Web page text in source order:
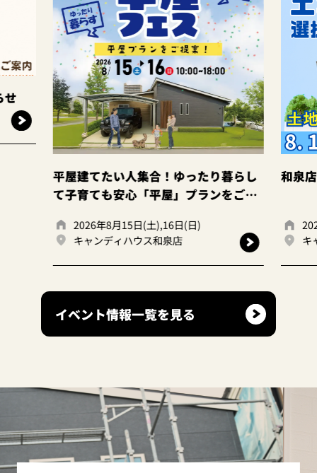
平屋建てたい人集合！ゆったり暮らし
て子育ても安心「平屋」プランをご提
2026年8月15日(土),16日(日)
キャンディハウス和泉店
和泉店☆
2026
キャン
イベント情報一覧を見る